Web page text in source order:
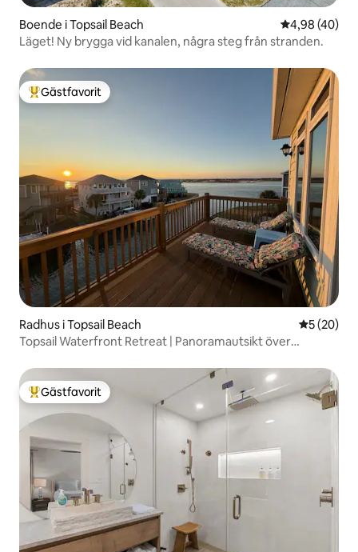
Boende i Topsail Beach 4,98 av 5 i
4,98 (40)
Läget! Ny brygga vid kanalen, några steg från stranden.
Populär gästfavorit
Gästfavorit
Radhus i Topsail Beach 5 av 5 i
5 (20)
Topsail Waterfront Retreat | Panoramautsikt över
Populär gästfavorit
Gästfavorit